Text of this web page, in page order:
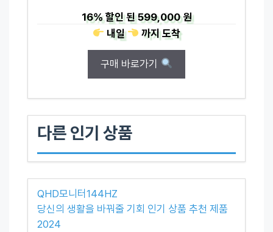
16%할인 된599,000 원
내일
까지도착
구매 바로가기
다른 인기 상품
QHD모니터144HZ
당신의 생활을 바꿔줄 기회 인기 상품 추천 제품
2024